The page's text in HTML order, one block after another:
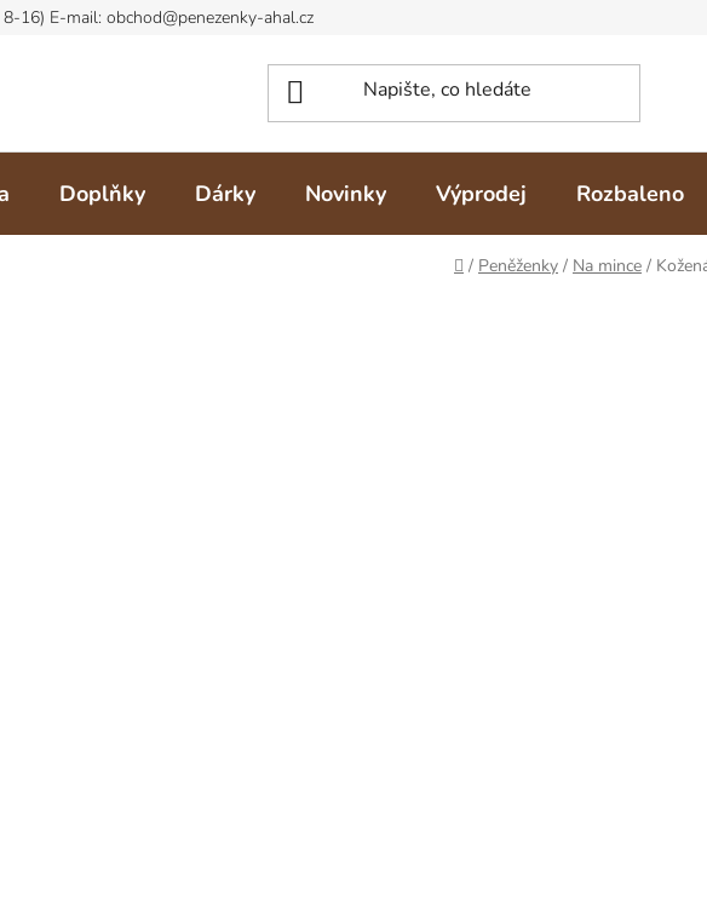
Doplňky Dárky Novinky Výprodej Rozbaleno
Domů
/ Peněženky / Na mince /